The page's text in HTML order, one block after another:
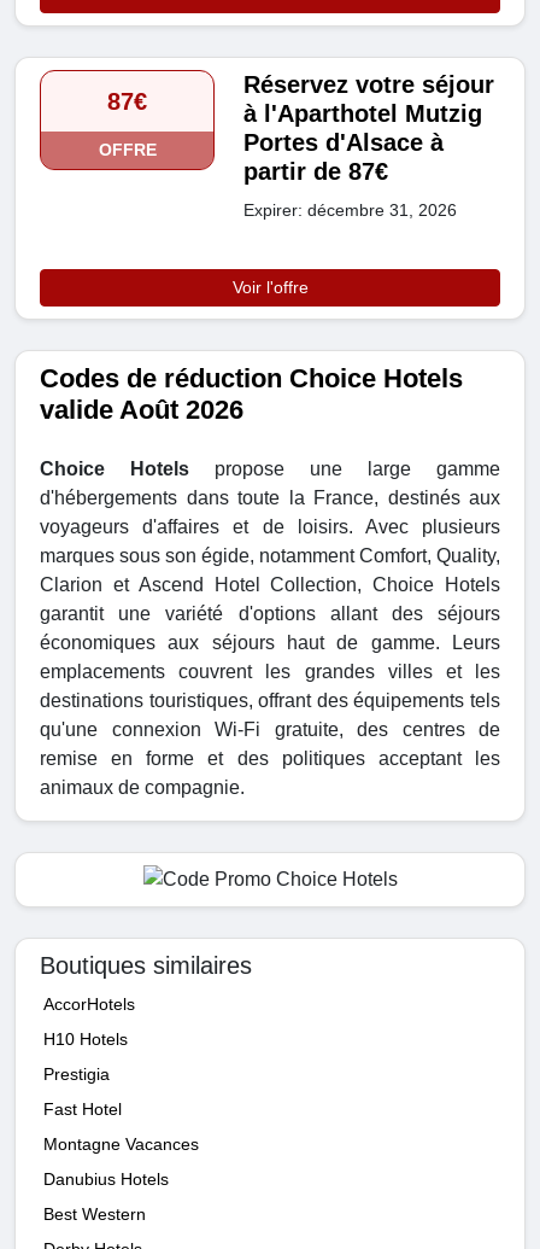
87€
OFFRE
Réservez votre séjour
à l'Aparthotel Mutzig
Portes d'Alsace à
partir de 87€
Expirer: décembre 31, 2026
Voir l'offre
Codes de réduction Choice Hotels
valide Août 2026
Choice Hotels propose une large gamme
d'hébergements dans toute la France, destinés aux
voyageurs d'affaires et de loisirs. Avec plusieurs
marques sous son égide, notamment Comfort, Quality,
Clarion et Ascend Hotel Collection, Choice Hotels
garantit une variété d'options allant des séjours
économiques aux séjours haut de gamme. Leurs
emplacements couvrent les grandes villes et les
destinations touristiques, offrant des équipements tels
qu'une connexion Wi-Fi gratuite, des centres de
remise en forme et des politiques acceptant les
animaux de compagnie.
Boutiques similaires
AccorHotels
H10 Hotels
Prestigia
Fast Hotel
Montagne Vacances
Danubius Hotels
Best Western